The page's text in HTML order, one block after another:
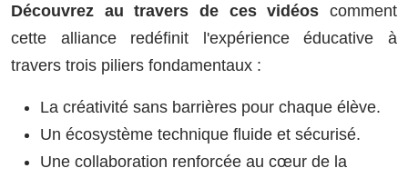
Découvrez au travers de ces vidéos comment
cette alliance redéfinit l'expérience éducative à
travers trois piliers fondamentaux :
La créativité sans barrières pour chaque élève.
Un écosystème technique fluide et sécurisé.
Une collaboration renforcée au cœur de la